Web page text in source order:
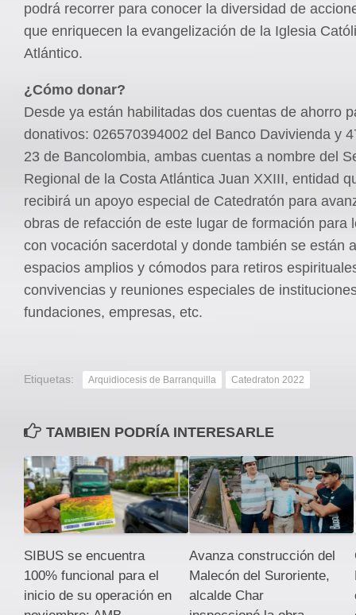
podrá recorrer para conocer la diversidad de
que enriquecen la evangelización de la Iglesia
Atlántico.
¿Cómo donar?
Desde ya están habilitadas dos cuentas de ahorro
donativos: 026570394002 del Banco Davivienda y
23 de Bancolombia, ambas cuentas a nombre del
Regional de la Costa Atlántica Juan XXIII, entidad
recibirá un apoyo especial de Catedratón para
obras de refacción de este lugar de formación para
con vocación sacerdotal y donde también se están
espacios amplios y cómodos para retiros
convivencias y reuniones especiales de
fundaciones, empresas, etc.
Etiquetas: Arquidiocesis de Barranquilla Catedraton 2022
TAMBIEN PODRÍA INTERESARLE
SIBUS se encuentra
100% funcional para el
inicio de su operación en
Avanza construcción del
Malecón del Suroriente,
alcalde Char